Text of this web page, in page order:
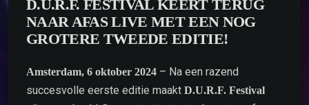
D.U.R.F. FESTIVAL KEERT TERUG
NAAR AFAS LIVE MET EEN NOG
GROTERE TWEEDE EDITIE!
Amsterdam, 6 oktober 2024 – Na een razend
succesvolle eerste editie maakt D.U.R.F. Festival